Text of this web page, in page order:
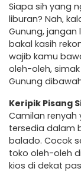
Siapa sih yang
liburan? Nah,
Gunung, jangan
bakal kasih
wajib kamu
oleh-oleh,
Gunung
Keripik Pisang
Camilan renyah
tersedia dalam
balado. Cocok
toko oleh-oleh
kios di dekat